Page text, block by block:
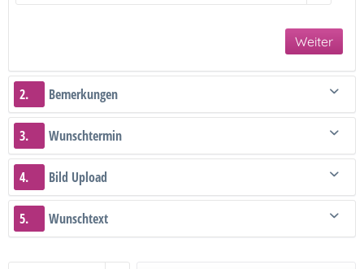
Weiter
2. Bemerkungen
3. Wunschtermin
4. Bild Upload
5. Wunschtext